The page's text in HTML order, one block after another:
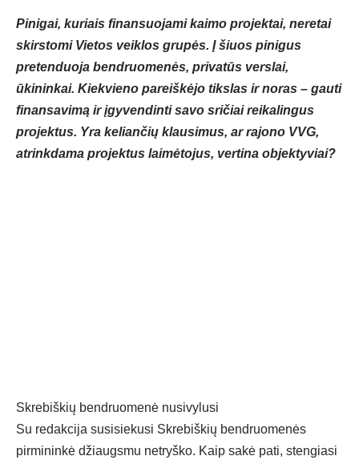
Pinigai, kuriais finansuojami kaimo projektai, neretai
skirstomi Vietos veiklos grupės. Į šiuos pinigus
pretenduoja bendruomenės, privatūs verslai,
ūkininkai. Kiekvieno pareiškėjo tikslas ir noras – gauti
finansavimą ir įgyvendinti savo sričiai reikalingus
projektus. Yra keliančių klausimus, ar rajono VVG,
atrinkdama projektus laimėtojus, vertina objektyviai?
Skrebiškių bendruomenė nusivylusi
Su redakcija susisiekusi Skrebiškių bendruomenės
pirmininkė džiaugsmu netryško. Kaip sakė pati, stengiasi